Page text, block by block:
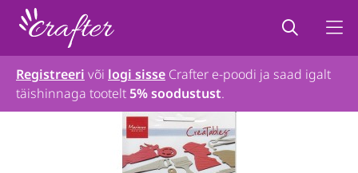
Registreeri või logi sisse Crafter e-poodi ja saad igalt
täishinnaga tootelt5% soodustust.